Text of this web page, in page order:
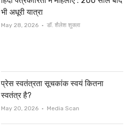
भी अधूरी यात्रा
May 28, 2026 Author
डॉ. शैलेश शुक्ला
प्रेस स्वतंत्रता सूचकांक स्वयं कितना
स्वतंत्र है?
May 20, 2026 Author
Media Scan